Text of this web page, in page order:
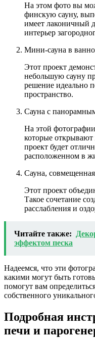
На этом фото вы
финскую сауну,
имеет лаконичный
интерьер
Мини-сауна в
Этот проект
небольшую сауну
решение идеально
пространство.
Сауна с
На этой
которые
проект будет
расположенном в
Сауна,
Этот проект
Такое сочетание
расслабления и
Читайте также:
эффектом песка
Надеемся, что эти
какими могут быть
помогут вам
собственного
Подробная
печи и